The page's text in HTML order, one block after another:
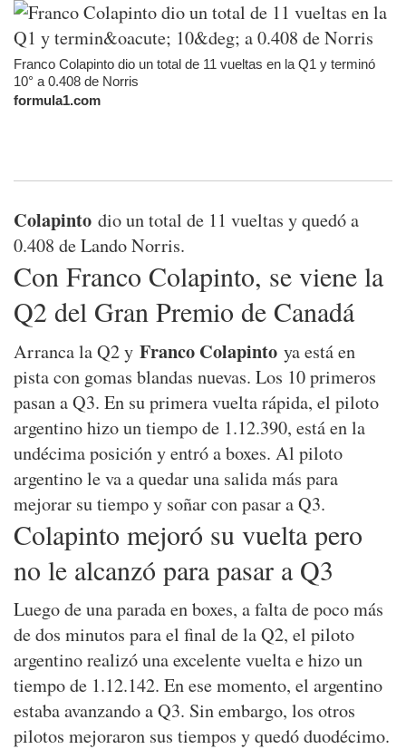
Franco Colapinto dio un total de 11 vueltas en la Q1 y terminó
10° a 0.408 de Norris
formula1.com
Colapinto dio un total de 11 vueltas y quedó a
0.408 de Lando Norris.
Con Franco Colapinto, se viene la
Q2 del Gran Premio de Canadá
Arranca la Q2 y Franco Colapinto ya está en
pista con gomas blandas nuevas. Los 10 primeros
pasan a Q3. En su primera vuelta rápida, el piloto
argentino hizo un tiempo de 1.12.390, está en la
undécima posición y entró a boxes. Al piloto
argentino le va a quedar una salida más para
mejorar su tiempo y soñar con pasar a Q3.
Colapinto mejoró su vuelta pero
no le alcanzó para pasar a Q3
Luego de una parada en boxes, a falta de poco más
de dos minutos para el final de la Q2, el piloto
argentino realizó una excelente vuelta e hizo un
tiempo de 1.12.142. En ese momento, el argentino
estaba avanzando a Q3. Sin embargo, los otros
pilotos mejoraron sus tiempos y quedó duodécimo.